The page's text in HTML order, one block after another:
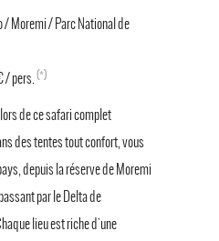
Moremi / Parc National de
/ pers.(*)
de ce safari complet
des tentes tout confort, vous
depuis la réserve de Moremi
par le Delta de
lieu est riche d'une